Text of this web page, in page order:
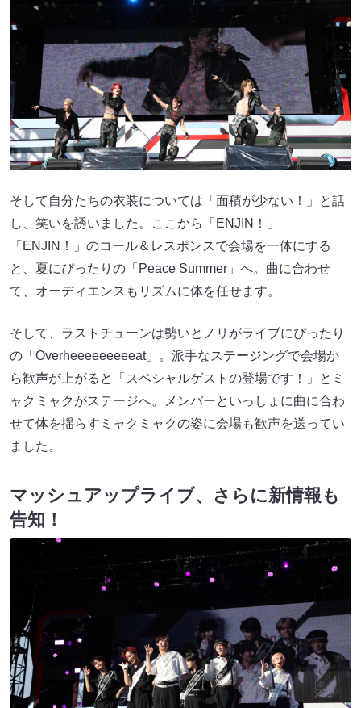
そして自分たちの衣装については「面積が少ない！」と話
し、笑いを誘いました。ここから「ENJIN！」
「ENJIN！」のコール＆レスポンスで会場を一体にする
と、夏にぴったりの「Peace Summer」へ。曲に合わせ
て、オーディエンスもリズムに体を任せます。
そして、ラストチューンは勢いとノリがライブにぴったり
の「Overheeeeeeeeeat」。派手なステージングで会場か
ら歓声が上がると「スペシャルゲストの登場です！」とミ
ャクミャクがステージへ。メンバーといっしょに曲に合わ
せて体を揺らすミャクミャクの姿に会場も歓声を送ってい
ました。
マッシュアップライブ、さらに新情報も
告知！